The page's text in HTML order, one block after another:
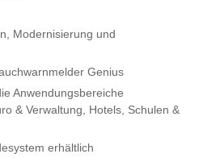
Modernisierung und
Genius
Anwendungsbereiche
& Verwaltung, Hotels, Schulen &
erhältlich